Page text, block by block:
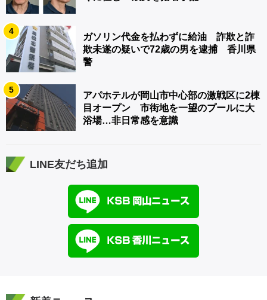
4
ガソリン代金を払わずに給油 詐欺と詐
欺未遂の疑いで72歳の男を逮捕 香川県
警
5
アパホテルが岡山市中心部の激戦区に2棟
目オープン 市街地を一望のプールに大
浴場…非日常感を意識
LINE友だち追加